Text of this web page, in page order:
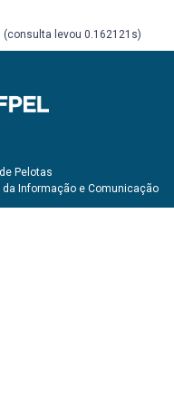
levou 0.162121s)
Pelotas
Informação e Comunicação